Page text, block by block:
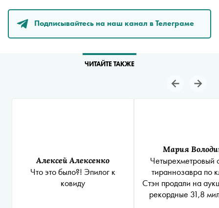
Подписывайтесь на наш канал в Телеграме
ЧИТАЙТЕ ТАКЖЕ
Алексей Алексенко
Что это было?! Эпилог к
ковиду
Мария
Четырехметровый
тираннозавра по
Стэн продали на
рекордные 31,8